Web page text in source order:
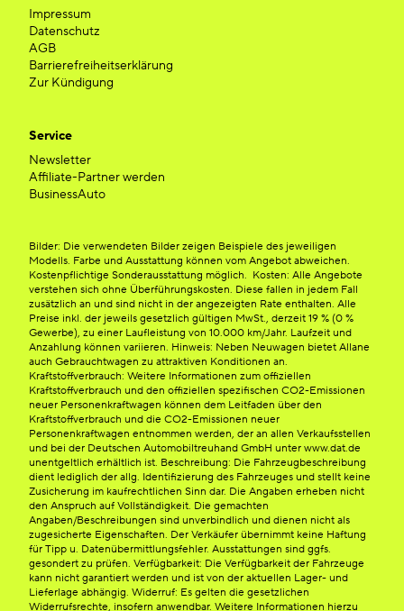
Impressum
Datenschutz
AGB
Barrierefreiheitserklärung
Zur Kündigung
Service
Newsletter
Affiliate-Partner werden
BusinessAuto
Bilder: Die verwendeten Bilder zeigen Beispiele des jeweiligen
Modells. Farbe und Ausstattung können vom Angebot abweichen.
Kostenpflichtige Sonderausstattung möglich. Kosten: Alle Angebote
verstehen sich ohne Überführungskosten. Diese fallen in jedem Fall
zusätzlich an und sind nicht in der angezeigten Rate enthalten. Alle
Preise inkl. der jeweils gesetzlich gültigen MwSt., derzeit 19 % (0 %
Gewerbe), zu einer Laufleistung von 10.000 km/Jahr. Laufzeit und
Anzahlung können variieren. Hinweis: Neben Neuwagen bietet Allane
auch Gebrauchtwagen zu attraktiven Konditionen an.
Kraftstoffverbrauch: Weitere Informationen zum offiziellen
Kraftstoffverbrauch und den offiziellen spezifischen CO2-Emissionen
neuer Personenkraftwagen können dem Leitfaden über den
Kraftstoffverbrauch und die CO2-Emissionen neuer
Personenkraftwagen entnommen werden, der an allen Verkaufsstellen
und bei der Deutschen Automobiltreuhand GmbH unter www.dat.de
unentgeltlich erhältlich ist. Beschreibung: Die Fahrzeugbeschreibung
dient lediglich der allg. Identifizierung des Fahrzeuges und stellt keine
Zusicherung im kaufrechtlichen Sinn dar. Die Angaben erheben nicht
den Anspruch auf Vollständigkeit. Die gemachten
Angaben/Beschreibungen sind unverbindlich und dienen nicht als
zugesicherte Eigenschaften. Der Verkäufer übernimmt keine Haftung
für Tipp u. Datenübermittlungsfehler. Ausstattungen sind ggfs.
gesondert zu prüfen. Verfügbarkeit: Die Verfügbarkeit der Fahrzeuge
kann nicht garantiert werden und ist von der aktuellen Lager- und
Lieferlage abhängig. Widerruf: Es gelten die gesetzlichen
Widerrufsrechte, insofern anwendbar. Weitere Informationen hierzu